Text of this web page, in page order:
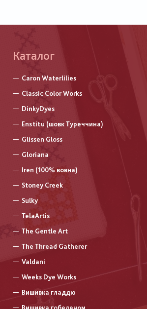
Каталог
Caron Waterlilies
Classic Color Works
DinkyDyes
Enstitu (шовк Туреччина)
Glissen Gloss
Gloriana
Iren (100% вовна)
Stoney Creek
Sulky
TelaArtis
The Gentle Art
The Thread Gatherer
Valdani
Weeks Dye Works
Вишивка гладдю